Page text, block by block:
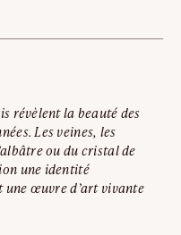
révèlent la beauté des
Les veines, les
ou du cristal de
une identité
œuvre d’art vivante